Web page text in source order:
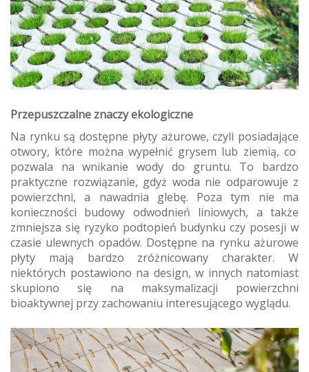
Przepuszczalne znaczy ekologiczne
Na rynku są dostępne płyty ażurowe, czyli posiadające
otwory, które można wypełnić grysem lub ziemią, co
pozwala na wnikanie wody do gruntu. To bardzo
praktyczne rozwiązanie, gdyż woda nie odparowuje z
powierzchni, a nawadnia glebę. Poza tym nie ma
konieczności budowy odwodnień liniowych, a także
zmniejsza się ryzyko podtopień budynku czy posesji w
czasie ulewnych opadów. Dostępne na rynku ażurowe
płyty mają bardzo zróżnicowany charakter. W
niektórych postawiono na design, w innych natomiast
skupiono się na maksymalizacji powierzchni
bioaktywnej przy zachowaniu interesującego wyglądu.